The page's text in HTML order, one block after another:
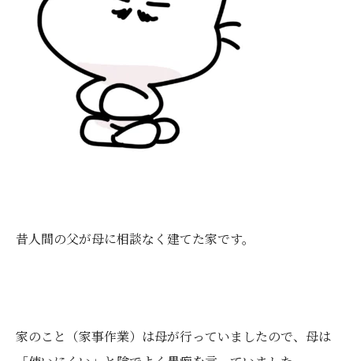
昔人間の父が母に相談なく建てた家です。
家のこと（家事作業）は母が行っていましたので、母は